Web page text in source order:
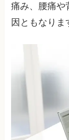
痛み、腰痛や
因ともなりま